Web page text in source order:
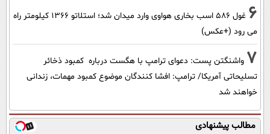
6
غول 586 اسب بخاری هواوی وارد میدان شد؛ استلاتو 1366 کیلومتر راه
می رود (+عکس)
7 واشنگتن پست: دعوای ترامپ با هگست درباره کمبود ذخائر
تسلیحاتی آمریکا/ ترامپ: افشا کنندگان موضوع کمبود مهمات، زندانی
خواهند شد
مطالب پیشنهادی